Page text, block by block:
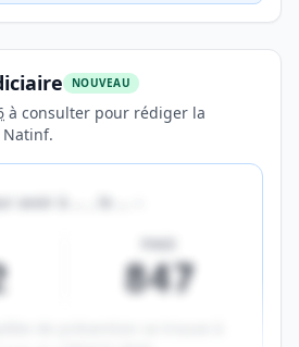
NOUVEAU
à consulter pour rédiger la
Natinf.
avoir à
847